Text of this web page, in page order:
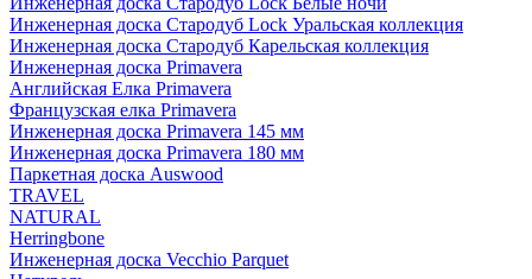
Инженерная доска Стародуб Lock Уральская коллекция
Инженерная доска Стародуб Карельская коллекция
Инженерная доска Primavera
Английская Елка Primavera
Французская елка Primavera
Инженерная доска Primavera 145 мм
Инженерная доска Primavera 180 мм
Паркетная доска Auswood
TRAVEL
NATURAL
Herringbone
Инженерная доска Vecchio Parquet